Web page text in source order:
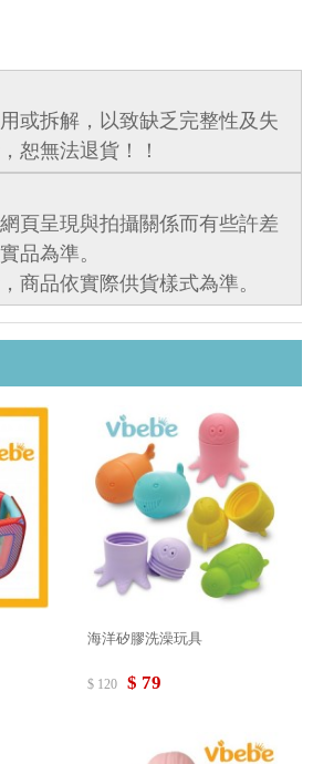
或拆解，以致缺乏完整性及失
恕無法退貨！！
頁呈現與拍攝關係而有些許差
品為準。
商品依實際供貨樣式為準。
海洋矽膠洗澡玩具
$ 120 $ 79